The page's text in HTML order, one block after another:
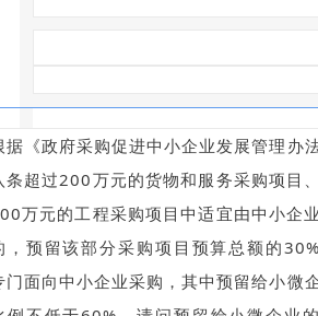
据《政府采购促进中小企业发展管理办
条超过200万元的货物和服务采购项目
万元的工程采购项目中适宜由中小企
，预留该部分采购项目预算总额的
门面向中小企业采购，其中预留给小微